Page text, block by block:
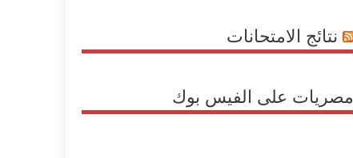
نتائج الامتحانات
مصريات على الفيس بوك